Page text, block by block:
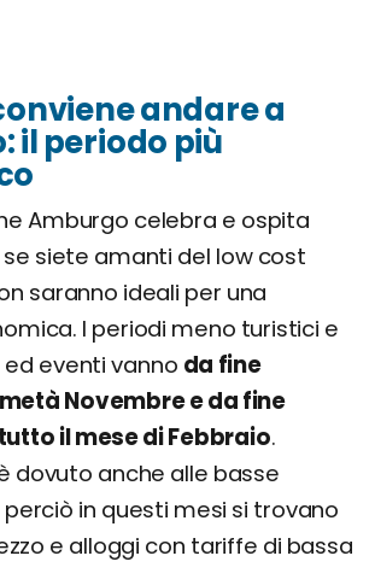
andare a
il periodo più
Amburgo celebra e ospita
siete amanti del low cost
saranno ideali per una
I periodi meno turistici e
eventi vanno da fine
Novembre e da fine
il mese di Febbraio.
dovuto anche alle basse
in questi mesi si trovano
e alloggi con tariffe di bassa